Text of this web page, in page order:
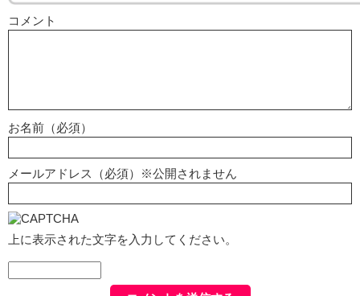
コメント
お名前（必須）
メールアドレス（必須）※公開されません
上に表示された文字を入力してください。